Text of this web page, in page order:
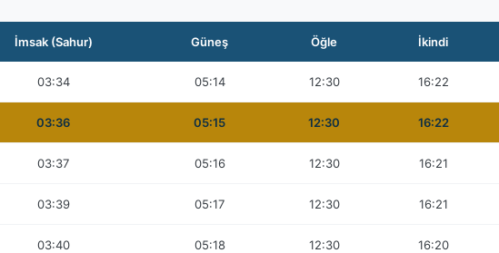
İmsak (Sahur) Güneş Öğle İkindi
03:34 05:14 12:30 16:22
03:36 05:15 12:30 16:22
03:37 05:16 12:30 16:21
03:39 05:17 12:30 16:21
03:40 05:18 12:30 16:20